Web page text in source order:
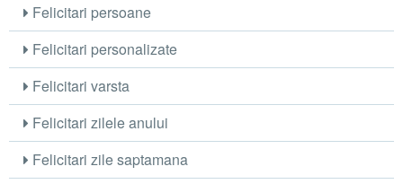
Felicitari persoane
Felicitari personalizate
Felicitari varsta
Felicitari zilele anului
Felicitari zile saptamana